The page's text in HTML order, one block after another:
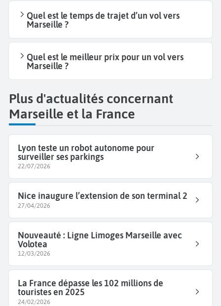
Quel est le temps de trajet d’un vol vers
Marseille ?
Quel est le meilleur prix pour un vol vers
Marseille ?
Plus d'actualités concernant
Marseille et la France
Lyon teste un robot autonome pour
surveiller ses parkings
22/07/2026
Nice inaugure l’extension de son terminal 2
27/04/2026
Nouveauté : Ligne Limoges Marseille avec
Volotea
12/03/2026
La France dépasse les 102 millions de
touristes en 2025
24/02/2026